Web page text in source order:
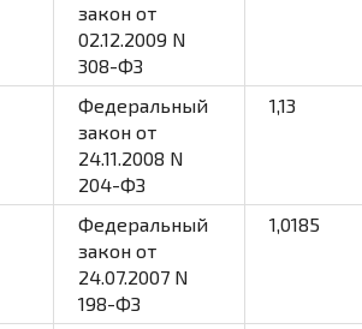
закон от
02.12.2009 N
308-ФЗ
Федеральный
закон от
24.11.2008 N
204-ФЗ
1,13
Федеральный
закон от
24.07.2007 N
198-ФЗ
1,0185